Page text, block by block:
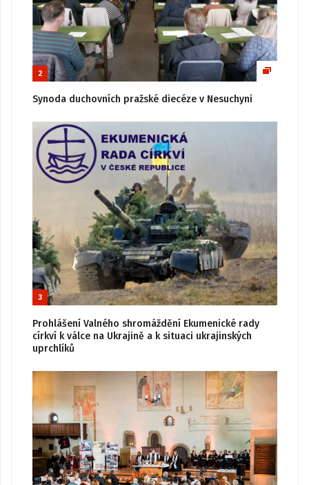
2
Synoda duchovních pražské diecéze v Nesuchyni
3
Prohlášení Valného shromáždění Ekumenické rady
církví k válce na Ukrajině a k situaci ukrajinských
uprchlíků